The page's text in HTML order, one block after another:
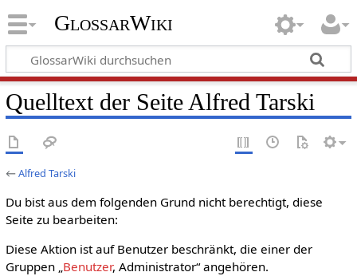
GlossarWiki
Quelltext der Seite Alfred Tarski
←Alfred Tarski
Du bist aus dem folgenden Grund nicht berechtigt, diese
Seite zu bearbeiten:
Diese Aktion ist auf Benutzer beschränkt, die einer der
Gruppen „Benutzer, Administrator“ angehören.